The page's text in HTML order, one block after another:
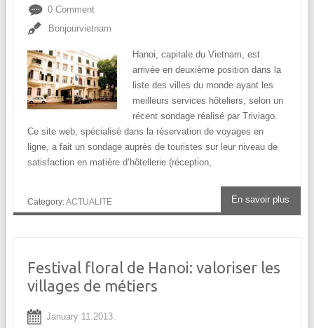
0 Comment
Bonjourvietnam
Hanoi, capitale du Vietnam, est
arrivée en deuxième position dans la
liste des villes du monde ayant les
meilleurs services hôteliers, selon un
récent sondage réalisé par Triviago.
Ce site web, spécialisé dans la réservation de voyages en
ligne, a fait un sondage auprès de touristes sur leur niveau de
satisfaction en matière d’hôtellerie (réception,
Category:ACTUALITE En savoir plus
Festival floral de Hanoi: valoriser les
villages de métiers
January 11.2013.